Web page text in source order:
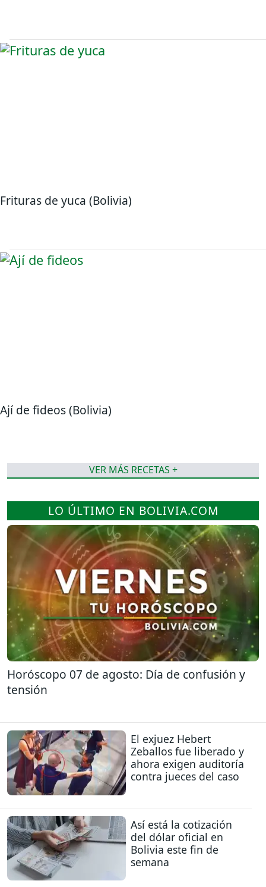
Frituras de yuca (Bolivia)
Ají de fideos (Bolivia)
VER MÁS RECETAS +
LO ÚLTIMO EN BOLIVIA.COM
Horóscopo 07 de agosto: Día de confusión y
tensión
El exjuez Hebert
Zeballos fue liberado y
ahora exigen auditoría
contra jueces del caso
Así está la cotización
del dólar oficial en
Bolivia este fin de
semana